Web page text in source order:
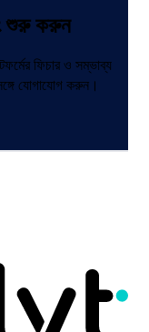
শুরু করুন
ফিচার ও সম্ভাব্য
যোগাযোগ করুন।